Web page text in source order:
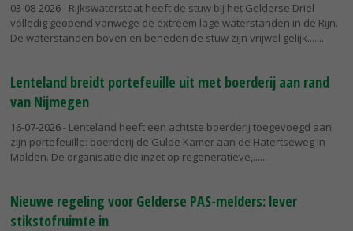
03-08-2026- Rijkswaterstaat heeft de stuw bij het Gelderse Driel
volledig geopend vanwege de extreem lage waterstanden in de Rijn.
De waterstanden boven en beneden de stuw zijn vrijwel gelijk....
Lenteland breidt portefeuille uit met boerderij aan rand
van Nijmegen
16-07-2026- Lenteland heeft een achtste boerderij toegevoegd aan
zijn portefeuille: boerderij de Gulde Kamer aan de Hatertseweg in
Malden. De organisatie die inzet op regeneratieve,...
Nieuwe regeling voor Gelderse PAS-melders: lever
stikstofruimte in